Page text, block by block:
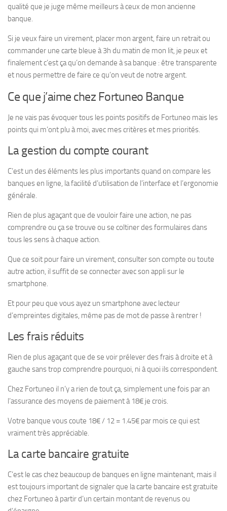
qualité que je juge même meilleurs à ceux de mon ancienne
banque.
Si je veux faire un virement, placer mon argent, faire un retrait ou
commander une carte bleue à 3h du matin de mon lit, je peux et
finalement c’est ça qu’on demande à sa banque : être transparente
et nous permettre de faire ce qu’on veut de notre argent.
Ce que j’aime chez Fortuneo Banque
Je ne vais pas évoquer tous les points positifs de Fortuneo mais les
points qui m’ont plu à moi, avec mes critères et mes priorités.
La gestion du compte courant
C’est un des éléments les plus importants quand on compare les
banques en ligne, la facilité d’utilisation de l’interface et l’ergonomie
générale.
Rien de plus agaçant que de vouloir faire une action, ne pas
comprendre ou ça se trouve ou se coltiner des formulaires dans
tous les sens à chaque action.
Que ce soit pour faire un virement, consulter son compte ou toute
autre action, il suffit de se connecter avec son appli sur le
smartphone.
Et pour peu que vous ayez un smartphone avec lecteur
d’empreintes digitales, même pas de mot de passe à rentrer !
Les frais réduits
Rien de plus agaçant que de se voir prélever des frais à droite et à
gauche sans trop comprendre pourquoi, ni à quoi ils correspondent.
Chez Fortuneo il n’y a rien de tout ça, simplement une fois par an
l’assurance des moyens de paiement à 18€ je crois.
Votre banque vous coute 18€ / 12 = 1.45€ par mois ce qui est
vraiment très appréciable.
La carte bancaire gratuite
C’est le cas chez beaucoup de banques en ligne maintenant, mais il
est toujours important de signaler que la carte bancaire est gratuite
chez Fortuneo à partir d’un certain montant de revenus ou